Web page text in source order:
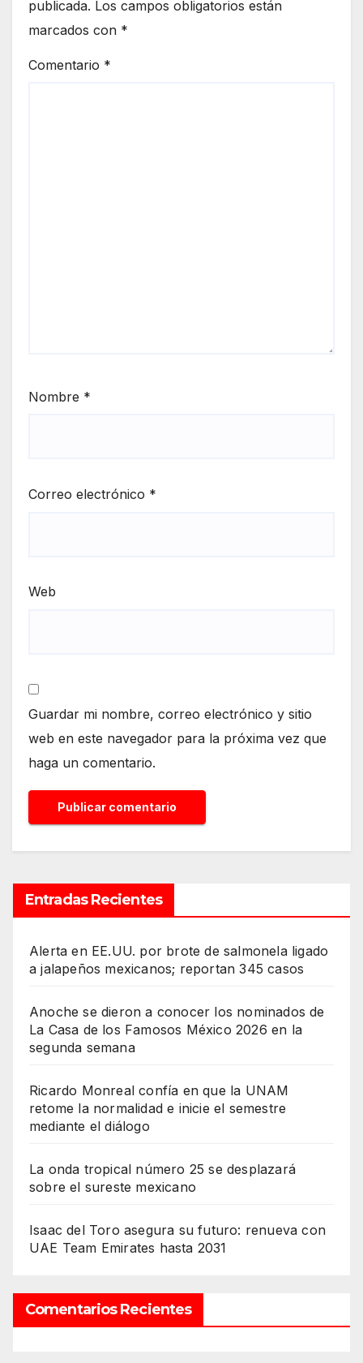
publicada. Los campos obligatorios están
marcados con *
Comentario *
Nombre *
Correo electrónico *
Web
Guardar mi nombre, correo electrónico y sitio
web en este navegador para la próxima vez que
haga un comentario.
Entradas Recientes
Alerta en EE.UU. por brote de salmonela ligado
a jalapeños mexicanos; reportan 345 casos
Anoche se dieron a conocer los nominados de
La Casa de los Famosos México 2026 en la
segunda semana
Ricardo Monreal confía en que la UNAM
retome la normalidad e inicie el semestre
mediante el diálogo
La onda tropical número 25 se desplazará
sobre el sureste mexicano
Isaac del Toro asegura su futuro: renueva con
UAE Team Emirates hasta 2031
Comentarios Recientes